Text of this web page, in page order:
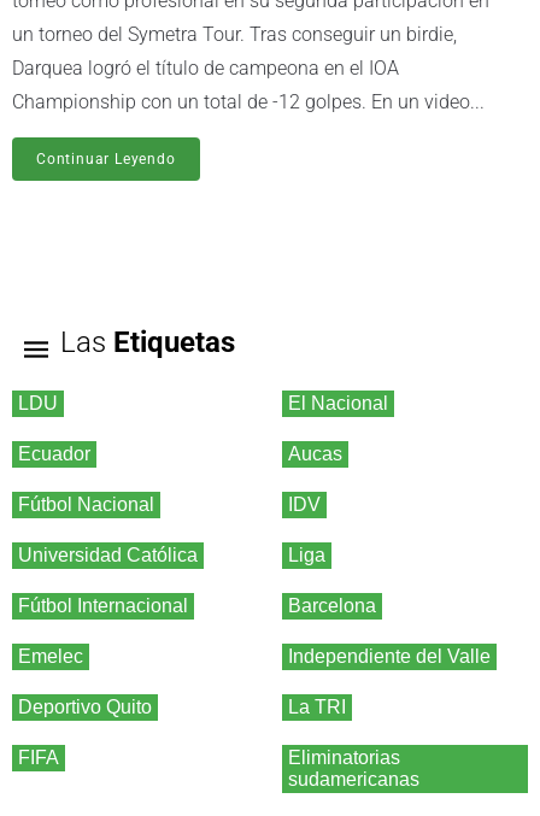
un torneo del Symetra Tour. Tras conseguir un birdie,
Darquea logró el título de campeona en el IOA
Championship con un total de -12 golpes. En un video...
Continuar Leyendo
Las Etiquetas
LDU El Nacional
Ecuador Aucas
Fútbol Nacional IDV
Universidad Católica Liga
Fútbol Internacional Barcelona
Emelec Independiente del Valle
Deportivo Quito La TRI
FIFA
Eliminatorias
sudamericanas